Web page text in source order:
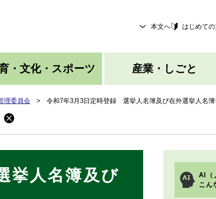
本文へ はじめて
・文化・スポーツ 産業・しごと
理委員会 > 令和7年3月3日定時登録 選挙人名簿及び在外選挙人名
挙人名簿及び
AI（
こん